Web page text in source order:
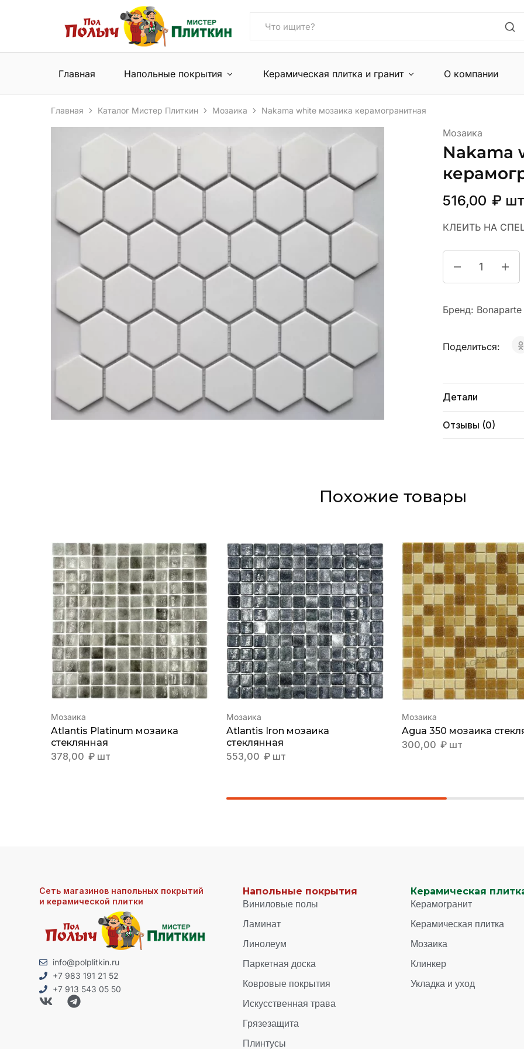
Пол
Полыч
Плиткин
Сеть
магазинов
и
керамической
Главная Напольные покрытия Керамическая плитка и гранит О компании
Главная Каталог Мистер Плиткин Мозаика Nakama white мозаика керамогранитная
Мозаика
Nakama
516,00 ₽ шт
КЛЕИТЬ НА
Бренд: Bonaparte
Поделиться:
Детали
Отзывы (0)
Похожие товары
Мозаика
Atlantis Platinum мозаика
стеклянная
378,00 ₽ шт
Мозаика
Atlantis Iron мозаика
стеклянная
553,00 ₽ шт
Мозаика
Agua 350 мозаика
300,00 ₽ шт
Сеть магазинов напольных покрытий
и керамической плитки
info@polplitkin.ru
+7 983 191 21 52
+7 913 543 05 50
Напольные покрытия
Виниловые полы
Ламинат
Линолеум
Паркетная доска
Ковровые покрытия
Искусственная трава
Грязезащита
Плинтусы
Керамическая
Керамогранит
Керамическая плитка
Мозаика
Клинкер
Укладка и уход